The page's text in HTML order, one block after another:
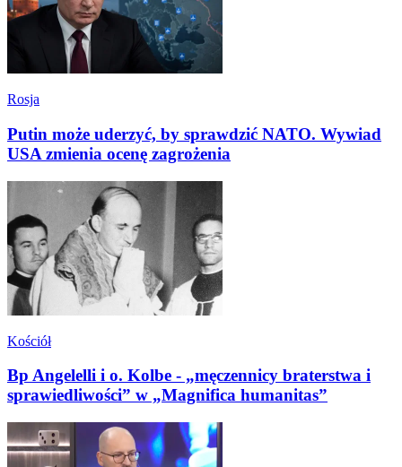
Rosja
Putin może uderzyć, by sprawdzić NATO. Wywiad
USA zmienia ocenę zagrożenia
Kościół
Bp Angelelli i o. Kolbe - „męczennicy braterstwa i
sprawiedliwości” w „Magnifica humanitas”